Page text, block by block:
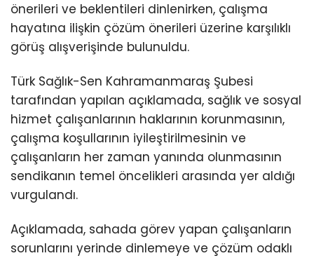
önerileri ve beklentileri dinlenirken, çalışma
hayatına ilişkin çözüm önerileri üzerine karşılıklı
görüş alışverişinde bulunuldu.
Türk Sağlık-Sen Kahramanmaraş Şubesi
tarafından yapılan açıklamada, sağlık ve sosyal
hizmet çalışanlarının haklarının korunmasının,
çalışma koşullarının iyileştirilmesinin ve
çalışanların her zaman yanında olunmasının
sendikanın temel öncelikleri arasında yer aldığı
vurgulandı.
Açıklamada, sahada görev yapan çalışanların
sorunlarını yerinde dinlemeye ve çözüm odaklı